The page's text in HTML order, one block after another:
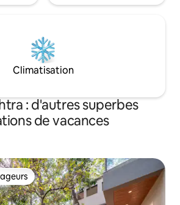
Climatisation
: d'autres superbes
de vacances